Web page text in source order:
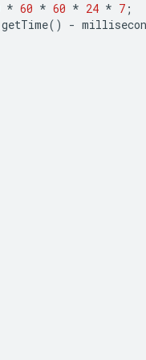
* 60 * 60 * 24 * 7 ;
getTime() -